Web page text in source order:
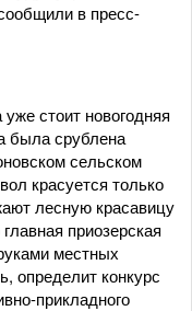
в пресс-
стоит новогодняя
была срублена
сельском
красуется только
лесную красавицу
приозерская
местных
определит конкурс
прикладного